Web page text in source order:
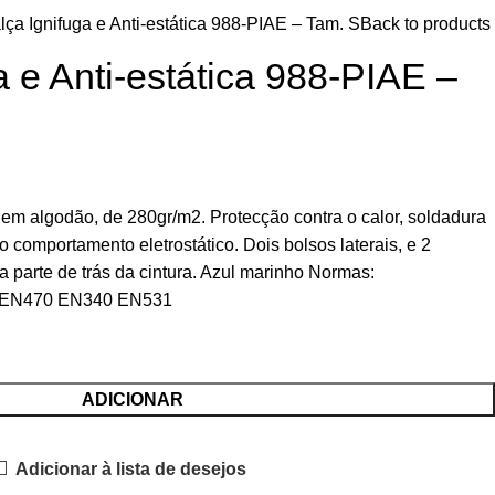
Ignifuga e Anti-estática 988-PIAE – Tam. SBack to products
e Anti-estática 988-PIAE –
algodão, de 280gr/m2. Protecção contra o calor, soldadura
comportamento eletrostático. Dois bolsos laterais, e 2
parte de trás da cintura. Azul marinho Normas:
EN340 EN531
ADICIONAR
Adicionar à lista de desejos